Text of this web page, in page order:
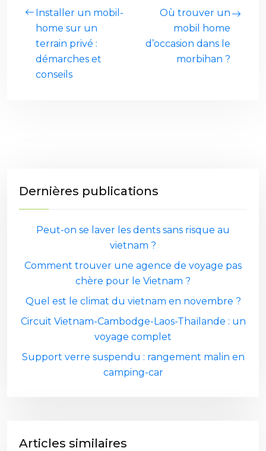
Installer un mobil-
home sur un
terrain privé :
démarches et
conseils
Où trouver un
mobil home
d’occasion dans le
morbihan ?
Dernières publications
Peut-on se laver les dents sans risque au
vietnam ?
Comment trouver une agence de voyage pas
chère pour le Vietnam ?
Quel est le climat du vietnam en novembre ?
Circuit Vietnam-Cambodge-Laos-Thaïlande : un
voyage complet
Support verre suspendu : rangement malin en
camping-car
Articles similaires